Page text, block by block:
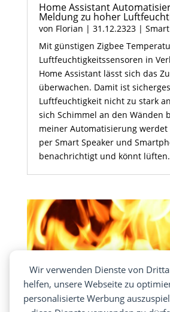
Wir verwenden Dienste von
helfen, unsere Webseite zu
personalisierte Werbung
Home Assistant
Meldung zu hoher
von Florian | 31.12.2323|
Mit günstigen Zigbee
Luftfeuchtigkeitssensoren in
Home Assistant lässt sich das
überwachen. Damit ist
Luftfeuchtigkeit nicht zu stark
sich Schimmel an den Wänden
meiner Automatisierung
per Smart Speaker und
benachrichtigt und könnt lüften.